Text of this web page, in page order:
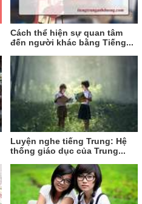
Cách thể hiện sự quan tâm
đến người khác bằng Tiếng...
Luyện nghe tiếng Trung: Hệ
thống giáo dục của Trung...